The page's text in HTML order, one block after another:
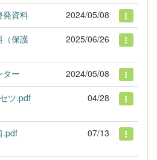
発資料
2024/05/08
（保護
2025/06/26
ター
2024/05/08
ツ.pdf
04/28
.pdf 07/13